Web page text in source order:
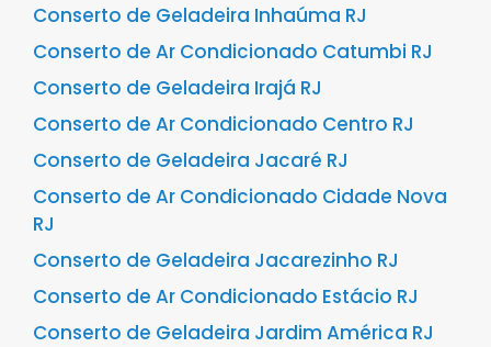
Conserto de Geladeira Inhaúma RJ
Conserto de Ar Condicionado Catumbi RJ
Conserto de Geladeira Irajá RJ
Conserto de Ar Condicionado Centro RJ
Conserto de Geladeira Jacaré RJ
Conserto de Ar Condicionado Cidade Nova
RJ
Conserto de Geladeira Jacarezinho RJ
Conserto de Ar Condicionado Estácio RJ
Conserto de Geladeira Jardim América RJ